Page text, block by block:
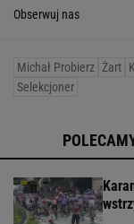
Obserwuj nas
Michał Probierz Żart
Selekcjoner